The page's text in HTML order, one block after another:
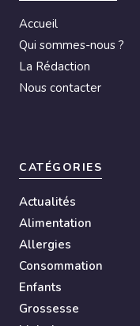
Accueil
Qui sommes-nous ?
La Rédaction
Nous contacter
CATÉGORIES
Actualités
Alimentation
Allergies
Consommation
Enfants
Grossesse